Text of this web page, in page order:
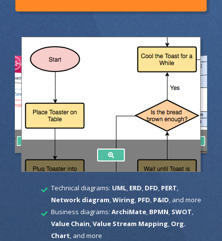
Technical diagrams: UML, ERD DFD PERT
Network diagram Wiring PFD P&ID , and more
Business diagrams: ArchiMate, BPMN SWOT
Value Chain Value Stream Mapping Org.
Chart , and more